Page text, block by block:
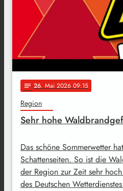
notes 26. Mai 2026 09:15
Region
Sehr hohe
Das schöne Sommerwetter
Schattenseiten. So ist die
der Region zur Zeit sehr
des Deutschen